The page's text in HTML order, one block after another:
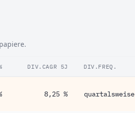
DIV.CAGR 5J DIV.FREQ.
8,25 % quartalsweise